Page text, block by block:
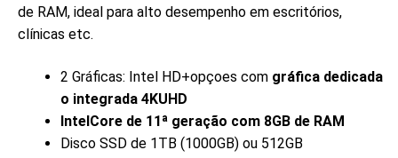
de RAM, ideal para alto desempenho em escritórios,
clínicas etc.
2 Gráficas: Intel HD+opçoes com gráfica dedicada
o integrada 4KUHD
IntelCore de 11ª geração com 8GB de RAM
Disco SSD de 1TB (1000GB) ou 512GB